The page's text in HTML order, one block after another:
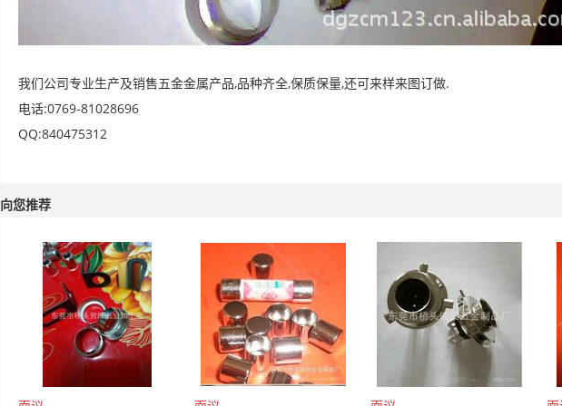
我们公司专业生产及销售五金金属产品,品种齐全,保质保量,还可来样来图订做.
电话:0769-81028696
QQ:840475312
向您推荐